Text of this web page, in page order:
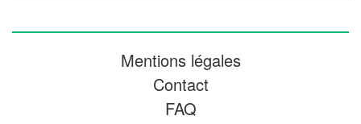
Mentions légales
Contact
FAQ